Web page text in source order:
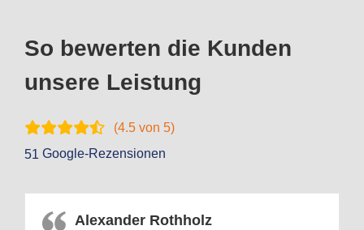
So bewerten die Kunden
unsere Leistung
(4.5 von 5)
51 Google-Rezensionen
Alexander Rothholz